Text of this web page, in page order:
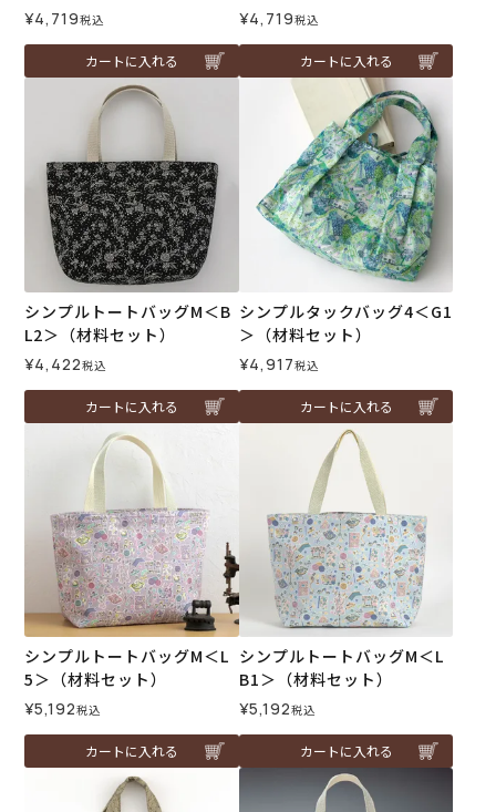
¥4,719税込
カートに入れる
¥4,719税込
カートに入れる
シンプルトートバッグM＜B
L2＞（材料セット）
¥4,422税込
カートに入れる
シンプルタックバッグ4＜G1
＞（材料セット）
¥4,917税込
カートに入れる
シンプルトートバッグM＜L
5＞（材料セット）
¥5,192税込
カートに入れる
シンプルトートバッグM＜L
B1＞（材料セット）
¥5,192税込
カートに入れる